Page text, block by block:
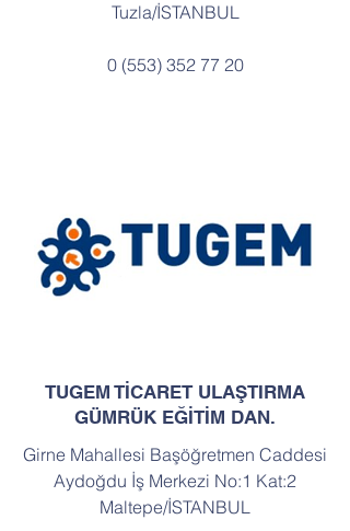
Tuzla/İSTANBUL
0 (553) 352 77 20
TUGEM TİCARET ULAŞTIRMA
GÜMRÜK EĞİTİM DAN.
Girne Mahallesi Başöğretmen Caddesi
Aydoğdu İş Merkezi No:1 Kat:2
Maltepe/İSTANBUL